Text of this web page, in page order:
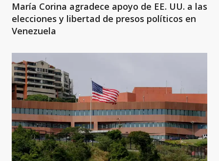
María Corina agradece apoyo de EE. UU. a las
elecciones y libertad de presos políticos en
Venezuela